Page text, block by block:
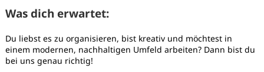
Was dich erwartet:
Du liebst es zu organisieren, bist kreativ und möchtest in
einem modernen, nachhaltigen Umfeld arbeiten? Dann bist du
bei uns genau richtig!
Karte anzeigen